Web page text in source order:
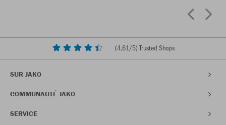
(4,61/5) Trusted Shops
SUR JAKO
COMMUNAUTÉ JAKO
SERVICE